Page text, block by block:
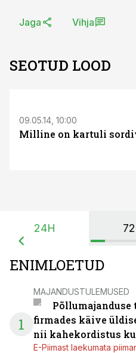
Jaga Vihja
SEOTUD LOOD
09.05.14, 10:00
Milline on kartuli
24H
ENIMLOETUD
1
MAJANDUSTULEMUSED
firmades käive
nii kahekordistus
E-Piimast laekumata